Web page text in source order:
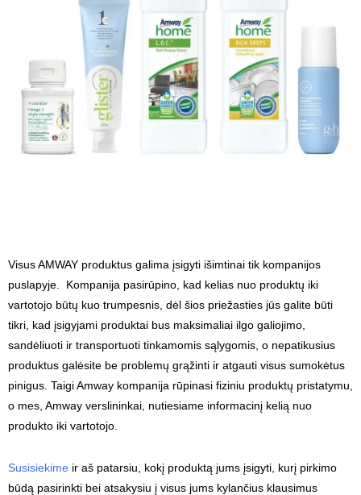
Visus AMWAY produktus galima įsigyti išimtinai tik kompanijos
puslapyje. Kompanija pasirūpino, kad kelias nuo produktų iki
vartotojo būtų kuo trumpesnis, dėl šios priežasties jūs galite būti
tikri, kad įsigyjami produktai bus maksimaliai ilgo galiojimo,
sandėliuoti ir transportuoti tinkamomis sąlygomis, o nepatikusius
produktus galėsite be problemų grąžinti ir atgauti visus sumokėtus
pinigus. Taigi Amway kompanija rūpinasi fiziniu produktų pristatymu,
o mes, Amway verslininkai, nutiesiame informacinį kelią nuo
produkto iki vartotojo.
Susisiekime ir aš patarsiu, kokį produktą jums įsigyti, kurį pirkimo
būdą pasirinkti bei atsakysiu į visus jums kylančius klausimus